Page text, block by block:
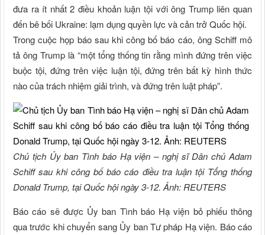
đưa ra ít nhất 2 điều khoản luận tội với ông Trump liên quan
đến bê bối Ukraine: lạm dụng quyền lực và cản trở Quốc hội.
Trong cuộc họp báo sau khi công bố báo cáo, ông Schiff mô
tả ông Trump là “một tổng thống tin rằng mình đứng trên việc
buộc tội, đứng trên việc luận tội, đứng trên bất kỳ hình thức
nào của trách nhiệm giải trình, và đứng trên luật pháp”.
Chủ tịch Ủy ban Tình báo Hạ viện – nghị sĩ Dân chủ Adam
Schiff sau khi công bố báo cáo điều tra luận tội Tổng thống
Donald Trump, tại Quốc hội ngày 3-12. Ảnh: REUTERS
Báo cáo sẽ được Ủy ban Tình báo Hạ viện bỏ phiếu thông
qua trước khi chuyển sang Ủy ban Tư pháp Hạ viện. Báo cáo